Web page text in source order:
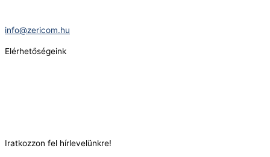
info@zericom.hu
Elérhetőségeink
Iratkozzon fel hírlevelünkre!